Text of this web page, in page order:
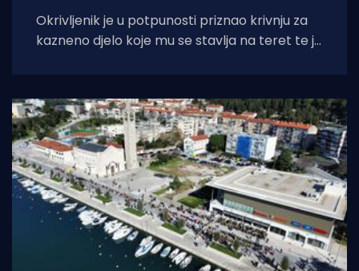
Okrivljenik je u potpunosti priznao krivnju za
kazneno djelo koje mu se stavlja na teret te je